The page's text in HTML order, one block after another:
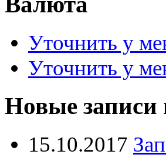
Уточнить у
Уточнить у
Новые записи
15.10.2017